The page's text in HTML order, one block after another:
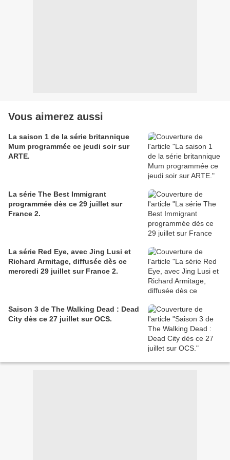
Vous aimerez aussi
La saison 1 de la série britannique
Mum programmée ce jeudi soir sur
ARTE.
La série The Best Immigrant
programmée dès ce 29 juillet sur
France 2.
La série Red Eye, avec Jing Lusi et
Richard Armitage, diffusée dès ce
mercredi 29 juillet sur France 2.
Saison 3 de The Walking Dead : Dead
City dès ce 27 juillet sur OCS.